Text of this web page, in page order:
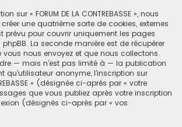
sur « FORUM DE LA CONTREBASSE », nous
une quatrième sorte de cookies, externes
prévu pour couvrir uniquement les pages
La seconde manière est de récupérer
nous envoyez et que nous collectons.
— mais n’est pas limité à — la publication
qu’utilisateur anonyme, l’inscription sur
» (désignée ci-après par « votre
que vous publiez après votre inscription
(désignés ci-après par « vos